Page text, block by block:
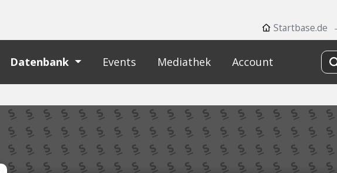
Startbase.de
Datenbank Events Mediathek Account